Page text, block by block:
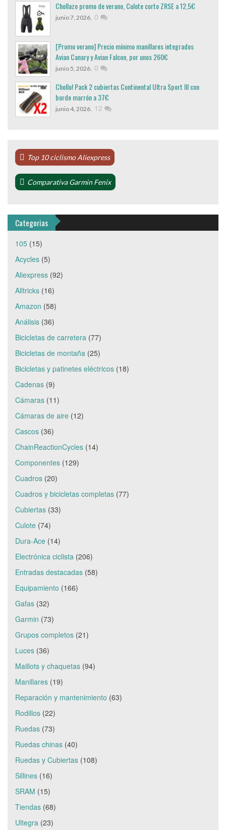
Chollazo promo de verano, Culote corto ZRSE a 12,5€
junio 7, 2026, 0
[Promo verano] Precio mínimo manillares integrados
Avian Canary y Avian Falcon, por unos 260€
junio 5, 2026, 0
Chollo! Pack 2 cubiertas Continental Ultra Sport III con
borde marrón a 37€
junio 4, 2026, 12
Top 10 ciclismo Aliexpress
Comparativa Garmin Fenix
Categorias
105 (15)
Acycles (5)
Aliexpress (92)
Alltricks (16)
Amazon (58)
Análisis (36)
Bicicletas de carretera (77)
Bicicletas de montaña (25)
Bicicletas y patinetes eléctricos (18)
Cadenas (9)
Cámaras (11)
Cámaras de aire (12)
Cascos (36)
ChainReactionCycles (14)
Componentes (129)
Cuadros (20)
Cuadros y bicicletas completas (77)
Cubiertas (33)
Culote (74)
Dura-Ace (14)
Electrónica ciclista (206)
Entradas destacadas (58)
Equipamiento (166)
Gafas (32)
Garmin (73)
Grupos completos (21)
Luces (36)
Maillots y chaquetas (94)
Manillares (19)
Reparación y mantenimiento (63)
Rodillos (22)
Ruedas (73)
Ruedas chinas (40)
Ruedas y Cubiertas (108)
Sillines (16)
SRAM (15)
Tiendas (68)
Ultegra (23)